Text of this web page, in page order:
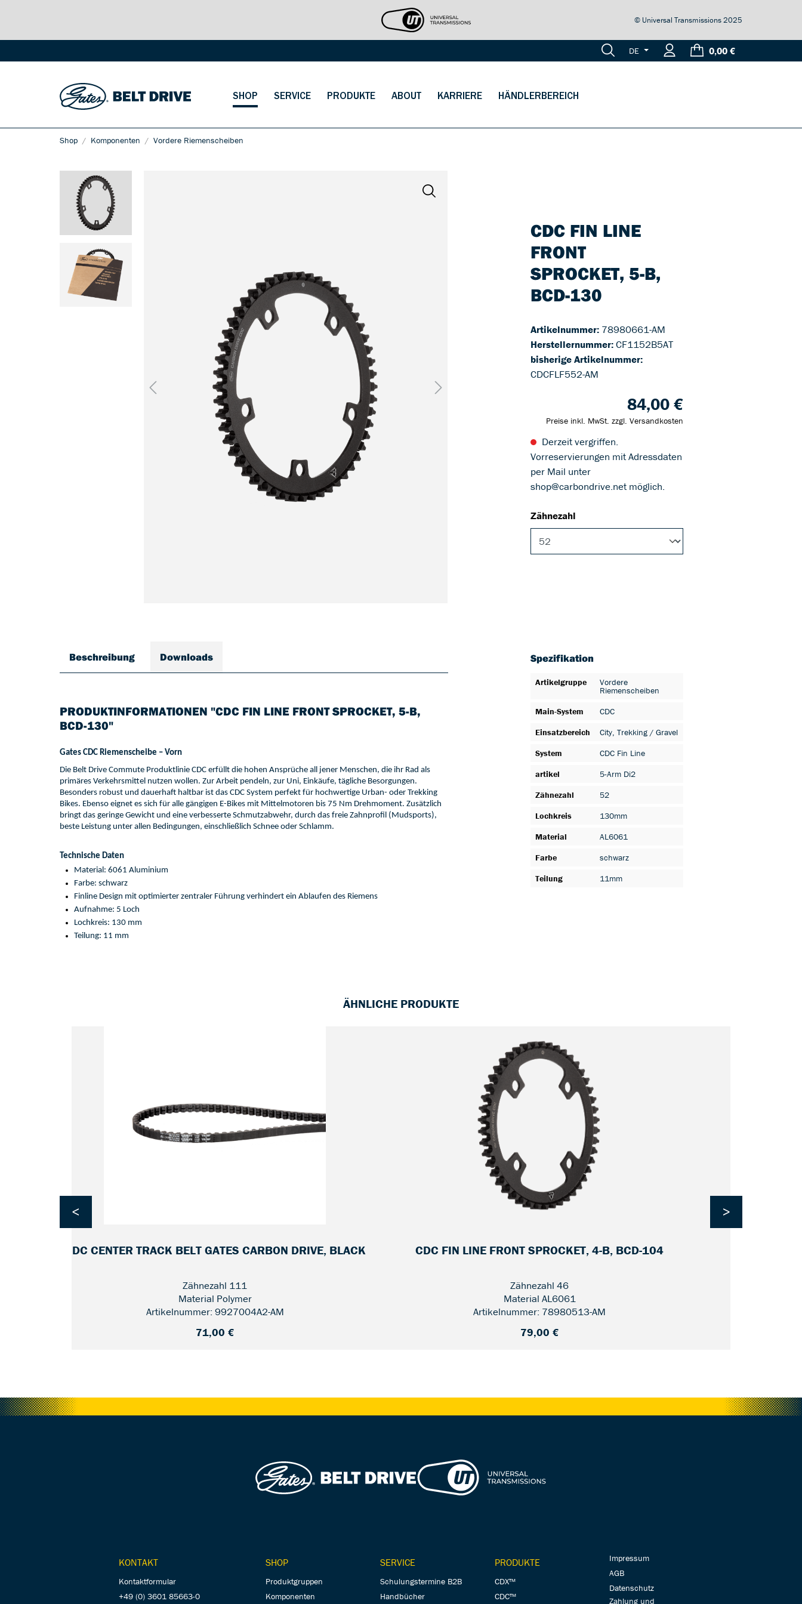
© Universal Transmissions 2025
DE 0,00 €
SHOP SERVICE PRODUKTE ABOUT KARRIERE HÄNDLERBEREICH
Shop Komponenten Vordere Riemenscheiben
CDC FIN LINE
FRONT
SPROCKET, 5-B,
BCD-130
Artikelnummer: 78980661-AM
Herstellernummer:CF1152B5AT
bisherige Artikelnummer:
CDCFLF552-AM
84,00 €
Preise inkl. MwSt. zzgl. Versandkosten
Derzeit vergriffen.
Vorreservierungen mit Adressdaten
per Mail unter
shop@carbondrive.net möglich.
Zähnezahl
Beschreibung Downloads
PRODUKTINFORMATIONEN "CDC FIN LINE FRONT SPROCKET, 5-B,
BCD-130"
Gates CDC Riemenscheibe – Vorn
Die Belt Drive Commute Produktlinie CDC erfüllt die hohen Ansprüche all jener Menschen, die ihr Rad als
primäres Verkehrsmittel nutzen wollen. Zur Arbeit pendeln, zur Uni, Einkäufe, tägliche Besorgungen.
Besonders robust und dauerhaft haltbar ist das CDC System perfekt für hochwertige Urban- oder Trekking
Bikes. Ebenso eignet es sich für alle gängigen E-Bikes mit Mittelmotoren bis 75 Nm Drehmoment. Zusätzlich
bringt das geringe Gewicht und eine verbesserte Schmutzabwehr, durch das freie Zahnprofil (Mudsports),
beste Leistung unter allen Bedingungen, einschließlich Schnee oder Schlamm.
Technische Daten
Material: 6061 Aluminium
Farbe: schwarz
Finline Design mit optimierter zentraler Führung verhindert ein Ablaufen des Riemens
Aufnahme: 5 Loch
Lochkreis: 130 mm
Teilung: 11 mm
Spezifikation
Artikelgruppe Vordere
Riemenscheiben
Main-System
CDC
Einsatzbereich
City, Trekking / Gravel
System
CDC Fin Line
artikel
5-Arm Di2
Zähnezahl
52
Lochkreis
130mm
Material
AL6061
Farbe
schwarz
Teilung
11mm
ÄHNLICHE PRODUKTE
CDC CENTER TRACK BELT GATES CARBON DRIVE, BLACK
Zähnezahl 111
Material Polymer
Artikelnummer: 9927004A2-AM
71,00 €
CDC FIN LINE FRONT SPROCKET, 4-B, BCD-104
Zähnezahl 46
Material AL6061
Artikelnummer: 78980513-AM
79,00 €
< >
KONTAKT
Kontaktformular
+49 (0) 3601 85663-0
SHOP
Produktgruppen
Komponenten
SERVICE
Schulungstermine B2B
Handbücher
PRODUKTE
CDX™
CDC™
Impressum
AGB
Datenschutz
Zahlung und